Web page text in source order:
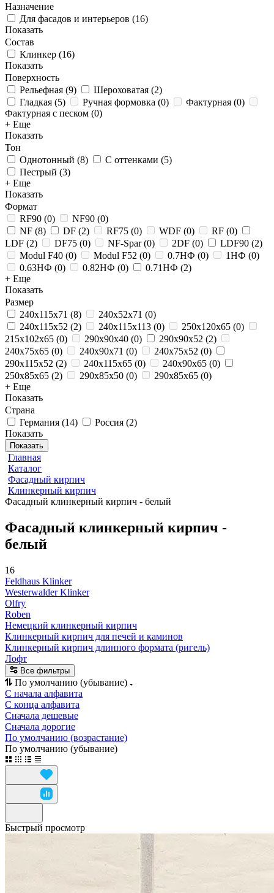
Назначение
Для фасадов и интерьеров (16)
Показать
Состав
Клинкер (16)
Показать
Поверхность
Рельефная (9) Шероховатая (2)
Гладкая (5) Ручная формовка (0) Фактурная (0)
Фактурная с песком (0)
+ Еще
Показать
Тон
Однотонный (8) С оттенками (5)
Пестрый (3)
+ Еще
Показать
Формат
RF90 (0) NF90 (0)
NF (8) DF (2) RF75 (0) WDF (0) RF (0)
LDF (2) DF75 (0) NF-Spar(0) 2DF (0) LDF90 (2)
Modul F40 (0) Modul F52 (0) 0.7НФ (0) 1НФ (0)
0.63НФ (0) 0.82НФ (0) 0.71НФ (2)
+ Еще
Показать
Размер
240x115x71 (8) 240x52x71 (0)
240x115x52 (2) 240x115x113 (0) 250x120x65 (0)
215x102x65 (0) 290x90x40 (0) 290x90x52 (2)
240x75x65 (0) 240x90x71 (0) 240x75x52 (0)
290x115x52 (2) 240x115x65 (0) 240x90x65 (0)
250x85x65 (2) 290x85x50 (0) 290x85x65 (0)
+ Еще
Показать
Страна
Германия (14) Россия (2)
Показать
Показать
Главная
Каталог
Фасадный кирпич
Клинкерный кирпич
Фасадный клинкерный кирпич - белый
Фасадный клинкерный кирпич -
белый
16
Feldhaus Klinker
Westerwalder Klinker
Olfry
Roben
Немецкий клинкерный кирпич
Клинкерный кирпич для печей и каминов
Клинкерный кирпич длинного формата (ригель)
Лофт
Все фильтры
По умолчанию (убывание)
С начала алфавита
С конца алфавита
Сначала дешевые
Сначала дорогие
По умолчанию (возрастание)
По умолчанию (убывание)
Быстрый просмотр